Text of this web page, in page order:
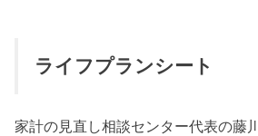
ライフプランシート
家計の見直し相談センター代表の藤